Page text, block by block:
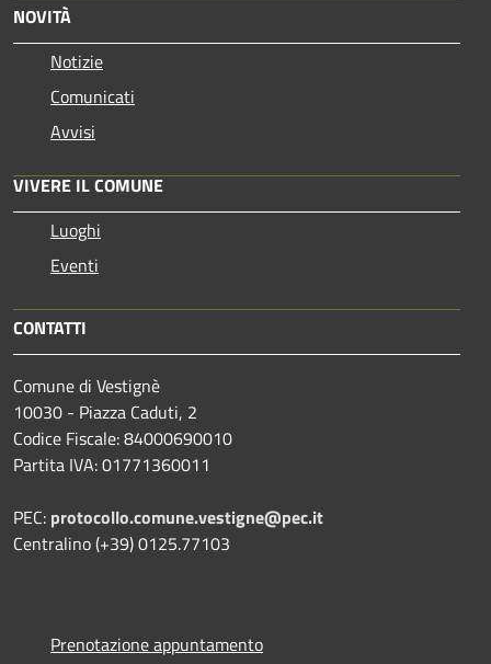
NOVITÀ
Notizie
Comunicati
Avvisi
VIVERE IL COMUNE
Luoghi
Eventi
CONTATTI
Comune di Vestignè
10030 - Piazza Caduti, 2
Codice Fiscale: 84000690010
Partita IVA: 01771360011
PEC: protocollo.comune.vestigne@pec.it
Centralino (+39) 0125.77103
Prenotazione appuntamento